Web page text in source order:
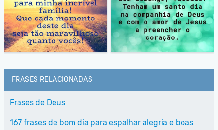
FRASES RELACIONADAS
Frases de Deus
167 frases de bom dia para espalhar alegria e boas